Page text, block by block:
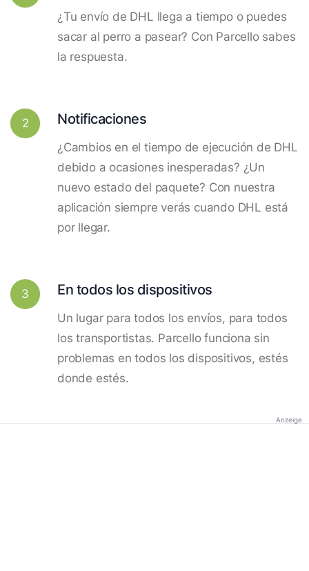
¿Tu envío de DHL llega a tiempo o puedes
sacar al perro a pasear? Con Parcello sabes
la respuesta.
2 Notificaciones
¿Cambios en el tiempo de ejecución de DHL
debido a ocasiones inesperadas? ¿Un
nuevo estado del paquete? Con nuestra
aplicación siempre verás cuando DHL está
por llegar.
3 En todos los dispositivos
Un lugar para todos los envíos, para todos
los transportistas. Parcello funciona sin
problemas en todos los dispositivos, estés
donde estés.
Anzeige